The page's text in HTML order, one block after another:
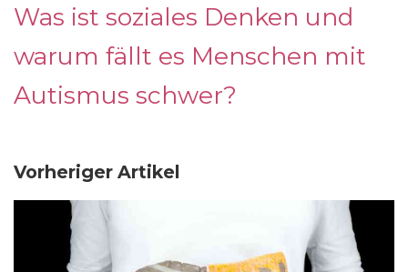
Was ist soziales Denken und
warum fällt es Menschen mit
Autismus schwer?
Vorheriger Artikel